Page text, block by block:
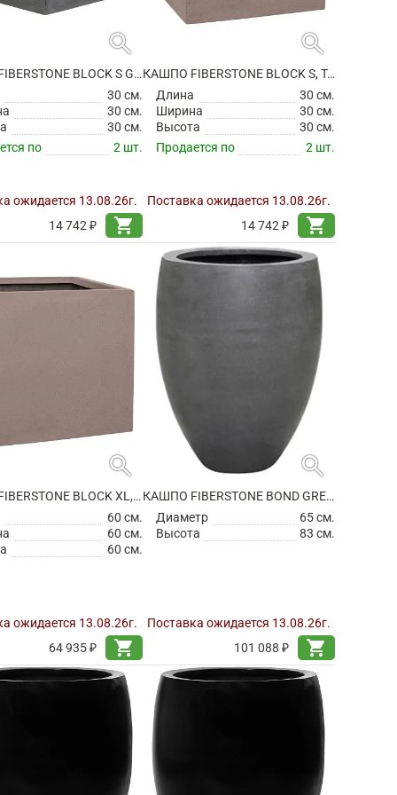
search
КАШПО FIBERSTONE BLOCK S GREY
30 см.
30 см.
30 см.
по
2 шт.
ожидается 13.08.26г.
14 742 ₽
shopping_cart
search
КАШПО FIBERSTONE BLOCK S, TAUPE
Длина
30 см.
Ширина
30 см.
Высота
30 см.
Продается по
2 шт.
Поставка ожидается 13.08.26г.
14 742 ₽
shopping_cart
search
КАШПО FIBERSTONE BLOCK XL, TAUPE
60 см.
60 см.
60 см.
ожидается 13.08.26г.
64 935 ₽
shopping_cart
search
КАШПО FIBERSTONE BOND GREY L
Диаметр
65 см.
Высота
83 см.
Поставка ожидается 13.08.26г.
101 088 ₽
shopping_cart